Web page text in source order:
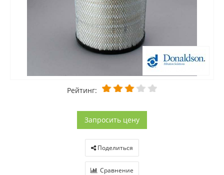
Рейтинг:
Запросить цену
Поделиться
Сравнение